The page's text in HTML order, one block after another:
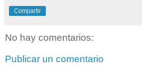
Compartir
No hay comentarios:
Publicar un comentario